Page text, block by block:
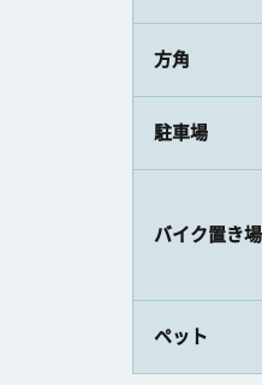
方角
駐車場
バイク置き場
ペット